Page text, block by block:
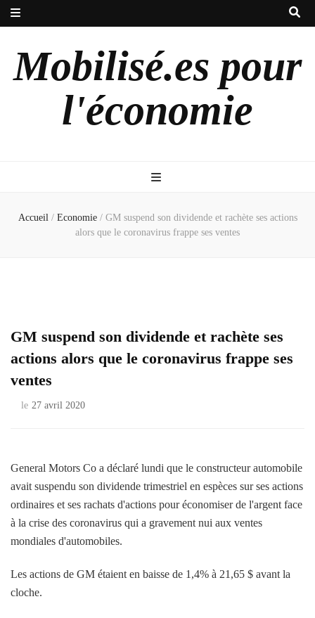
Mobilisé.es pour
l'économie
Accueil / Economie / GM suspend son dividende et rachète ses actions
alors que le coronavirus frappe ses ventes
GM suspend son dividende et rachète ses
actions alors que le coronavirus frappe ses
ventes
le 27 avril 2020
General Motors Co a déclaré lundi que le constructeur automobile
avait suspendu son dividende trimestriel en espèces sur ses actions
ordinaires et ses rachats d'actions pour économiser de l'argent face
à la crise des coronavirus qui a gravement nui aux ventes
mondiales d'automobiles.
Les actions de GM étaient en baisse de 1,4% à 21,65 $ avant la
cloche.